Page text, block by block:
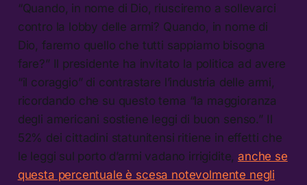
“Quando, in nome di Dio, riusciremo a sollevarci
contro la lobby delle armi? Quando, in nome di
Dio, faremo quello che tutti sappiamo bisogna
fare?” Il presidente ha invitato la politica ad avere
“il coraggio” di contrastare l’industria delle armi,
ricordando che su questo tema “la maggioranza
degli americani sostiene leggi di buon senso.” Il
52% dei cittadini statunitensi ritiene in effetti che
le leggi sul porto d’armi vadano irrigidite,anche se
questa percentuale è scesa notevolmente negli